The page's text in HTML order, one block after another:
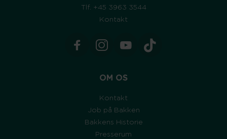
Tlf. +45 3963 3544
Kontakt
OM OS
Kontakt
Job på Bakken
Bakkens Historie
Presserum